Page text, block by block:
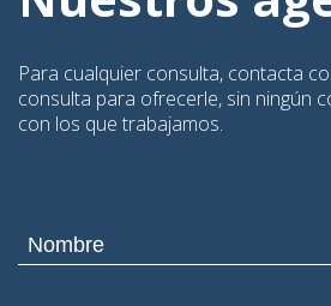
Para cualquier consulta, contacta
consulta para ofrecerle, sin ningún
con los que trabajamos.